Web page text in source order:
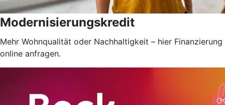
Modernisierungskredit
Mehr Wohnqualität oder Nachhaltigkeit – hier Finanzierung
online anfragen.